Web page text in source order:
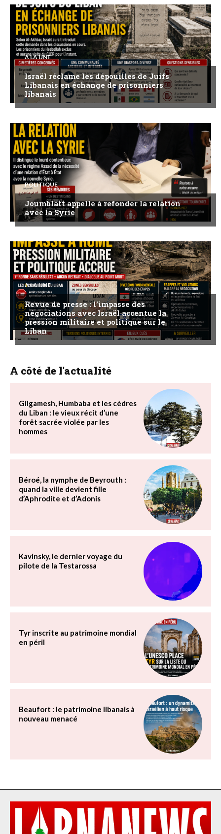
A LA UNE
Israël réclame les dépouilles de Juifs
Libanais en échange de prisonniers
libanais
POLITIQUE
Joumblatt appelle à refonder la relation
avec la Syrie
A LA UNE
Revue de presse : l’impasse des
négociations avec Israël accentue la
pression militaire et politique sur le
Liban
A côté de l'actualité
Gilgamesh, Humbaba et les cèdres
du Liban : le vieux récit d’une
forêt sacrée violée par les
hommes
Béroé, la nymphe de Beyrouth :
quand la ville devient fille
d’Aphrodite et d’Adonis
Kavinsky, le dernier voyage du
pilote de la Testarossa
Tyr inscrite au patrimoine mondial
en péril
Beaufort : le patrimoine libanais à
nouveau menacé